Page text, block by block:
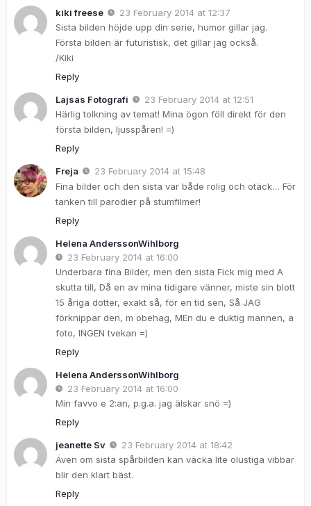
kiki freese
23 February 2014 at 12:37
Sista bilden höjde upp din serie, humor gillar jag.
Första bilden är futuristisk, det gillar jag också.
/Kiki
Reply
Lajsas Fotografi
23 February 2014 at 12:51
Härlig tolkning av temat! Mina ögon föll direkt för den
första bilden, ljusspåren! =)
Reply
Freja
23 February 2014 at 15:48
Fina bilder och den sista var både rolig och otäck… För
tanken till parodier på stumfilmer!
Reply
Helena AnderssonWihlborg
23 February 2014 at 16:00
Underbara fina Bilder, men den sista Fick mig med A
skutta till, Då en av mina tidigare vänner, miste sin blott
15 åriga dotter, exakt så, för en tid sen, Så JAG
förknippar den, m obehag, MEn du e duktig mannen, a
foto, INGEN tvekan =)
Reply
Helena AnderssonWihlborg
23 February 2014 at 16:00
Min favvo e 2:an, p.g.a. jag älskar snö =)
Reply
jeanette Sv
23 February 2014 at 18:42
Även om sista spårbilden kan väcka lite olustiga vibbar
blir den klart bäst.
Reply